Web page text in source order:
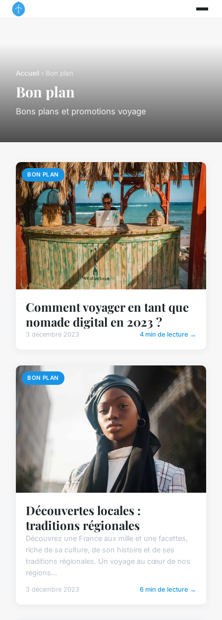
Accueil › Bon plan
Bon plan
Bons plans et promotions voyage
BON PLAN
Comment voyager en tant que
nomade digital en 2023 ?
3 décembre 2023 4 min de lecture →
BON PLAN
Découvertes locales :
traditions régionales
Découvrez une France aux mille et une facettes,
riche de sa culture, de son histoire et de ses
traditions régionales. Un voyage au cœur de nos
régions...
3 décembre 2023 6 min de lecture →